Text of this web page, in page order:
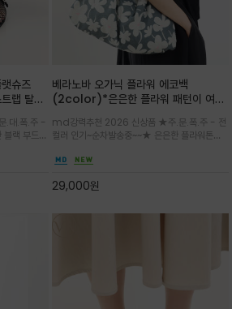
슈즈
랩 탈착
짝이는
플랫슈즈
.대.폭.주 -
랙 부드러
능 아이템 /
베라노바 오가닉 플라워 에코백
(2color)*은은한 플라워 패턴이 여름
코백
md강력추천 2026 신상품 ★주.문.폭.주 - 전
컬러 인기~순차발송중~~★ 은은한 플라워톤이
고급스럽게 내추럴한 감성의 천연 오가닉 코튼소
해져 완성
29,000원